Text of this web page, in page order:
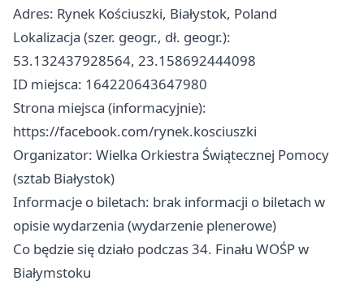
Adres: Rynek Kościuszki, Białystok, Poland
Lokalizacja (szer. geogr., dł. geogr.):
53.132437928564, 23.158692444098
ID miejsca: 164220643647980
Strona miejsca (informacyjnie):
https://facebook.com/rynek.kosciuszki
Organizator: Wielka Orkiestra Świątecznej Pomocy
(sztab Białystok)
Informacje o biletach: brak informacji o biletach w
opisie wydarzenia (wydarzenie plenerowe)
Co będzie się działo podczas 34. Finału WOŚP w
Białymstoku